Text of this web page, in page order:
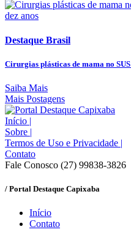
Destaque Brasil
Cirurgias plásticas de mama no
Saiba Mais
Mais Postagens
Início |
Sobre |
Termos de Uso e Privacidade |
Contato
Fale Conosco (27) 99838-3826
/ Portal Destaque Capixaba
Início
Contato